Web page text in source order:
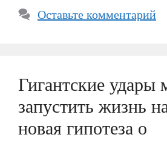
Оставьте комментарий
Гигантские удары
запустить жизнь
новая гипотеза о